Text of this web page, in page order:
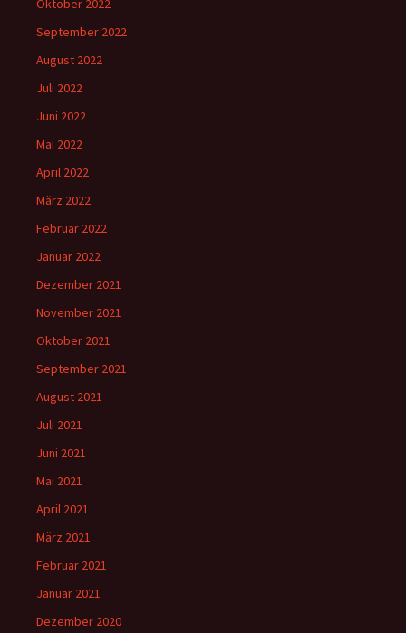
Oktober 2022
September 2022
August 2022
Juli 2022
Juni 2022
Mai 2022
April 2022
März 2022
Februar 2022
Januar 2022
Dezember 2021
November 2021
Oktober 2021
September 2021
August 2021
Juli 2021
Juni 2021
Mai 2021
April 2021
März 2021
Februar 2021
Januar 2021
Dezember 2020